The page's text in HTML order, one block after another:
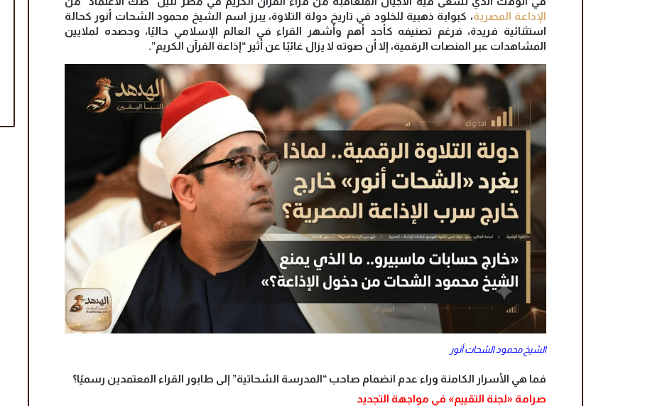
الإذاعة المصرية، كبوابة ذهبية للخلود في تاريخ دولة التلاوة، يبرز اسم الشيخ محمود الشحات أنور كحالة
استثنائية فريدة، فرغم تصنيفه كأحد أهم وأشهر القراء في العالم الإسلامي حاليًا، وحصده لملايين
المشاهدات عبر المنصات الرقمية، إلا أن صوته لا يزال غائبًا عن أثير “إذاعة القرآن الكريم”.
الشيخ محمود الشحات أنور
فما هي الأسرار الكامنة وراء عدم انضمام صاحب “المدرسة الشحاتية” إلى طابور القراء المعتمدين رسميًا؟
صرامة «لجنة التقييم» في مواجهة التجديد